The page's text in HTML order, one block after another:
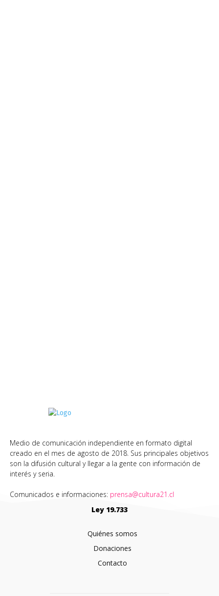
Medio de comunicación independiente en formato digital
creado en el mes de agosto de 2018. Sus principales objetivos
son la difusión cultural y llegar a la gente con información de
interés y seria.
Comunicados e informaciones: prensa@cultura21.cl
Ley 19.733
Quiénes somos
Donaciones
Contacto